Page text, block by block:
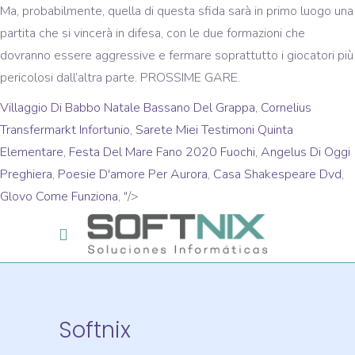
Ma, probabilmente, quella di questa sfida sarà in primo luogo una
partita che si vincerà in difesa, con le due formazioni che
dovranno essere aggressive e fermare soprattutto i giocatori più
pericolosi dall’altra parte. PROSSIME GARE.
Villaggio Di Babbo Natale Bassano Del Grappa, Cornelius
Transfermarkt Infortunio, Sarete Miei Testimoni Quinta
Elementare, Festa Del Mare Fano 2020 Fuochi, Angelus Di Oggi
Preghiera, Poesie D'amore Per Aurora, Casa Shakespeare Dvd,
Glovo Come Funziona, "/>
Softnix